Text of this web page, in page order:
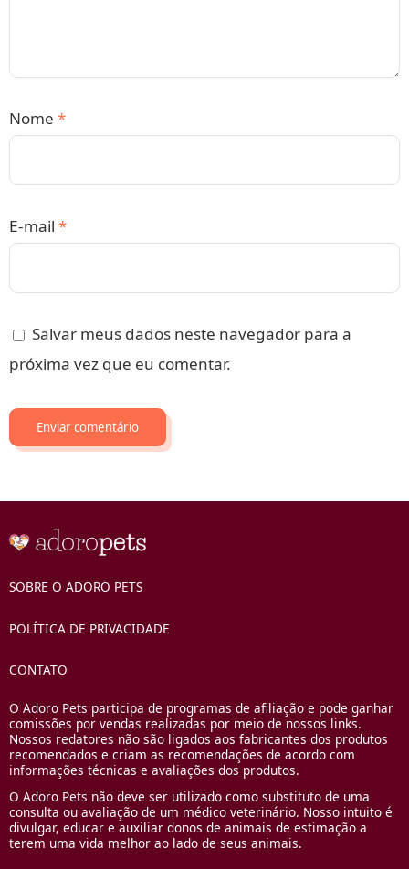
Nome *
E-mail *
Salvar meus dados neste navegador para a
próxima vez que eu comentar.
SOBRE O ADORO PETS
POLÍTICA DE PRIVACIDADE
CONTATO
O Adoro Pets participa de programas de afiliação e pode ganhar
comissões por vendas realizadas por meio de nossos links.
Nossos redatores não são ligados aos fabricantes dos produtos
recomendados e criam as recomendações de acordo com
informações técnicas e avaliações dos produtos.
O Adoro Pets não deve ser utilizado como substituto de uma
consulta ou avaliação de um médico veterinário. Nosso intuito é
divulgar, educar e auxiliar donos de animais de estimação a
terem uma vida melhor ao lado de seus animais.